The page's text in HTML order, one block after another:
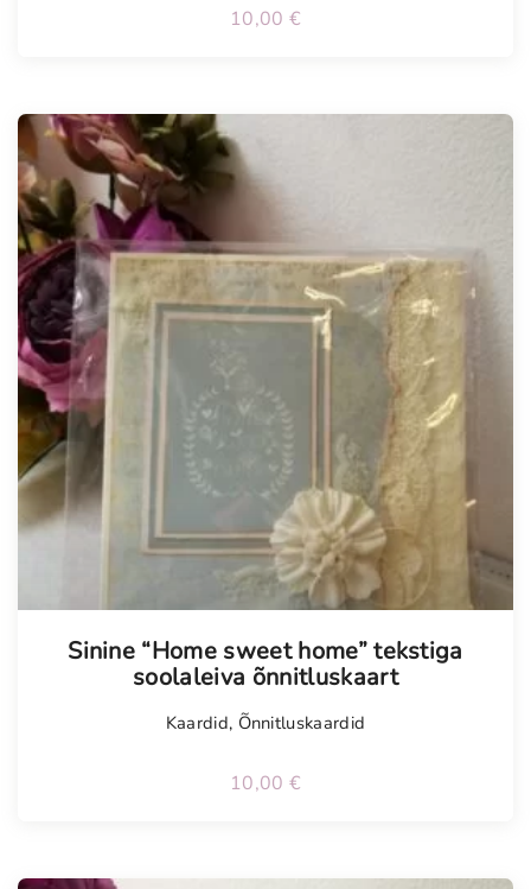
10,00 €
Sinine “Home sweet home” tekstiga
soolaleiva õnnitluskaart
Kaardid, Õnnitluskaardid
10,00 €